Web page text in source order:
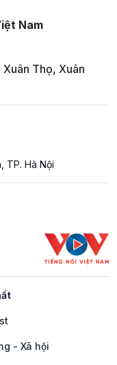
Nam
Thọ, Xuân
TP. Hà Nội
- Xã hội